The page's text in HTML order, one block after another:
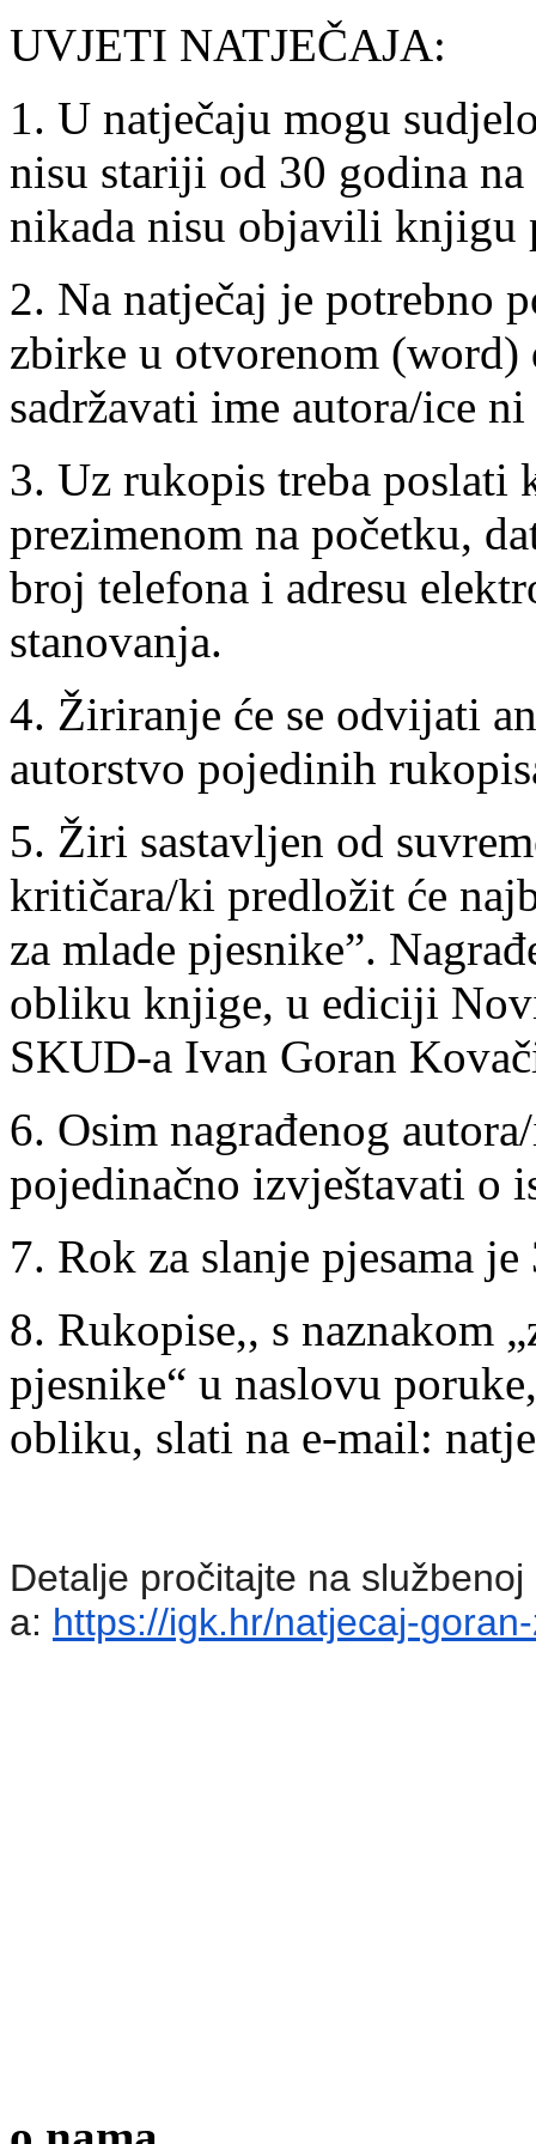
UVJETI NATJEČAJA:
1. U natječaju mogu
nisu stariji od 30 godina
nikada nisu objavili knjigu
2. Na natječaj je potrebno
zbirke u otvorenom
sadržavati ime autora/ice
3. Uz rukopis treba
prezimenom na početku,
broj telefona i adresu
stanovanja.
4. Žiriranje će se odvijati
autorstvo pojedinih
5. Žiri sastavljen od
kritičara/ki predložit će
za mlade pjesnike”.
obliku knjige, u ediciji
SKUD-a Ivan Goran
6. Osim nagrađenog
pojedinačno izvještavati o
7. Rok za slanje pjesama
8. Rukopise,, s naznakom
pjesnike“ u naslovu
obliku, slati na e-mail:
Detalje pročitajte na
a: https://igk.hr/natjecaj-